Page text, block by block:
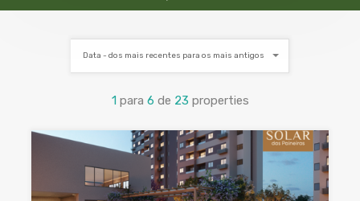
1 para 6 de 23 properties
Data - dos mais recentes para os mais antigos